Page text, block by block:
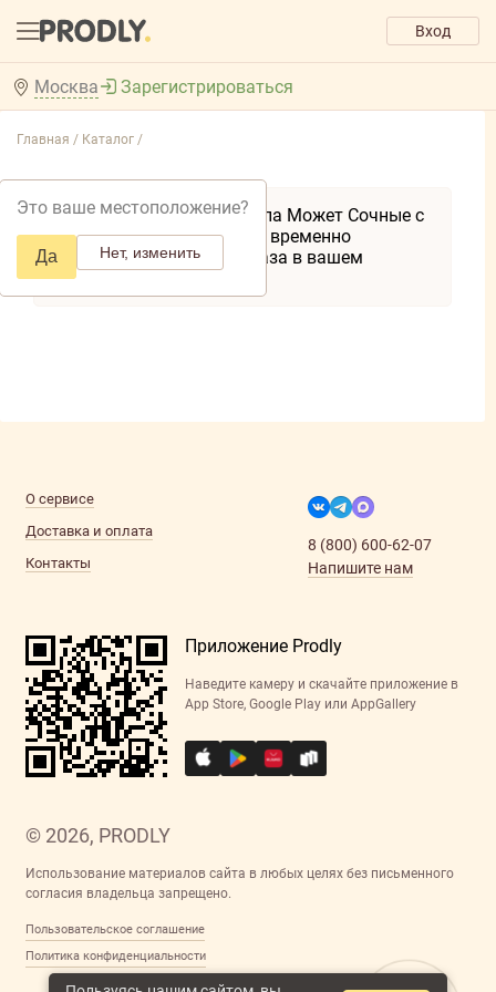
Вход
Москва
Это ваше местоположение?
Да Нет, изменить
Зарегистрироваться
Главная / Каталог /
Товар Шпикачки Папа Может Сочные с
беконом п/о мгс 1*3 временно
недоступен для заказа в вашем
© 2026, PRODLY
Использование материалов сайта в любых целях без письменного
согласия владельца запрещено.
Пользовательское соглашение
Политика конфиденциальности
О сервисе
Доставка и оплата
Контакты
8 (800) 600-62-07
Напишите нам
Приложение Prodly
Наведите камеру и скачайте приложение в
App Store, Google Play или AppGallery